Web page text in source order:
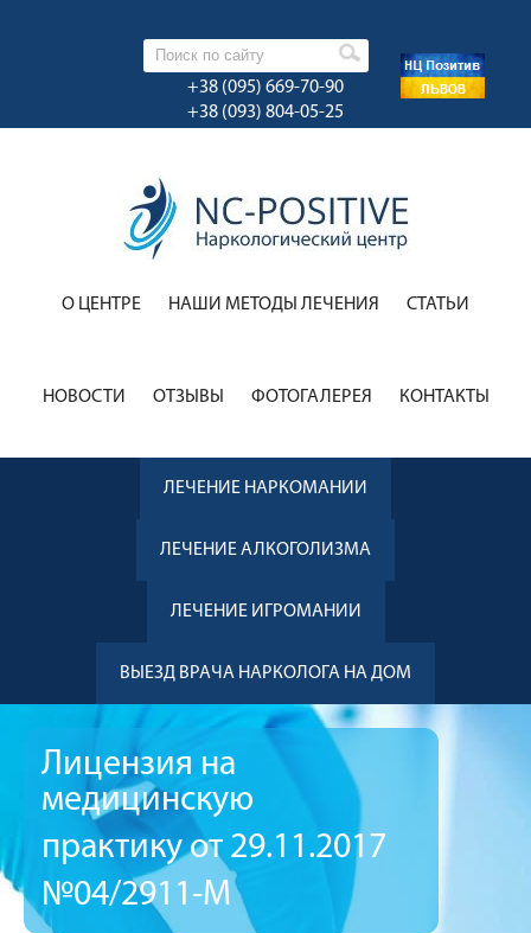
+38 (095) 669-70-90
+38 (093) 804-05-25
О ЦЕНТРЕ НАШИ МЕТОДЫ ЛЕЧЕНИЯ CТАТЬИ
НОВОСТИ ОТЗЫВЫ ФОТОГАЛЕРЕЯ КОНТАКТЫ
ЛЕЧЕНИЕ НАРКОМАНИИ
ЛЕЧЕНИЕ АЛКОГОЛИЗМА
ЛЕЧЕНИЕ ИГРОМАНИИ
ВЫЕЗД ВРАЧА НАРКОЛОГА НА ДОМ
Лицензия на
медицинскую
практику от 29.11.2017
№04/2911-М